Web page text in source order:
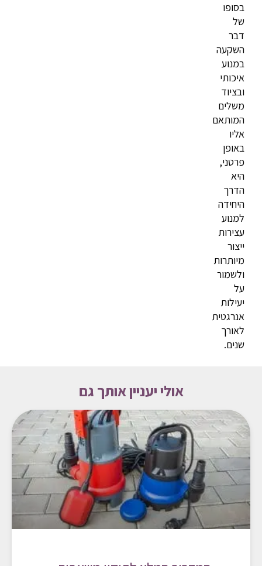
בסופו
של
דבר
השקעה
במנוע
איכותי
ובציוד
משלים
המותאם
אליו
באופן
פרטני,
היא
הדרך
היחידה
למנוע
עצירות
ייצור
מיותרות
ולשמור
על
יעילות
אנרגטית
לאורך
שנים.
אולי יעניין אותך גם